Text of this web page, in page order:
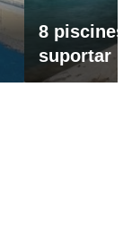
8 piscines
suportar